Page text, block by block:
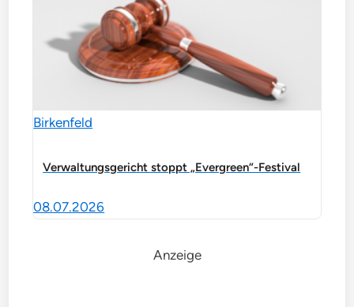
Birkenfeld
Verwaltungsgericht stoppt „Evergreen“-Festival
08.07.2026
Anzeige